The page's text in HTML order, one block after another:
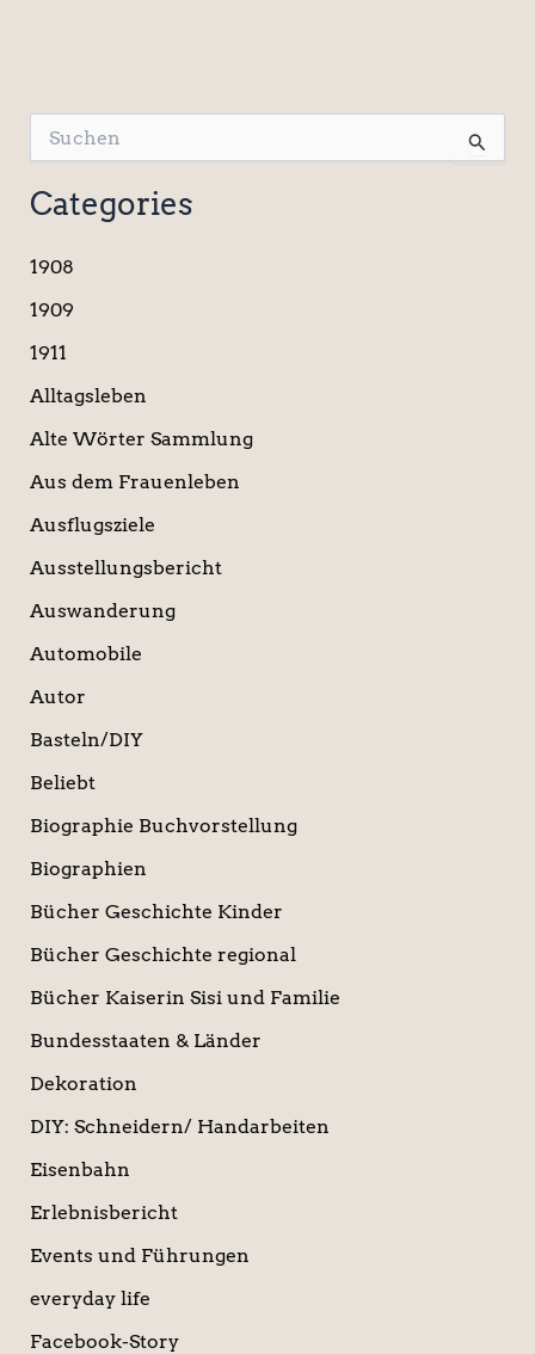
u
c
h
n
a
h
Categories
1908
1909
1911
Alltagsleben
Alte Wörter Sammlung
Aus dem Frauenleben
Ausflugsziele
Ausstellungsbericht
Auswanderung
Automobile
Autor
Basteln/DIY
Beliebt
Biographie Buchvorstellung
Biographien
Bücher Geschichte Kinder
Bücher Geschichte regional
Bücher Kaiserin Sisi und Familie
Bundesstaaten & Länder
Dekoration
DIY: Schneidern/ Handarbeiten
Eisenbahn
Erlebnisbericht
Events und Führungen
everyday life
Facebook-Story